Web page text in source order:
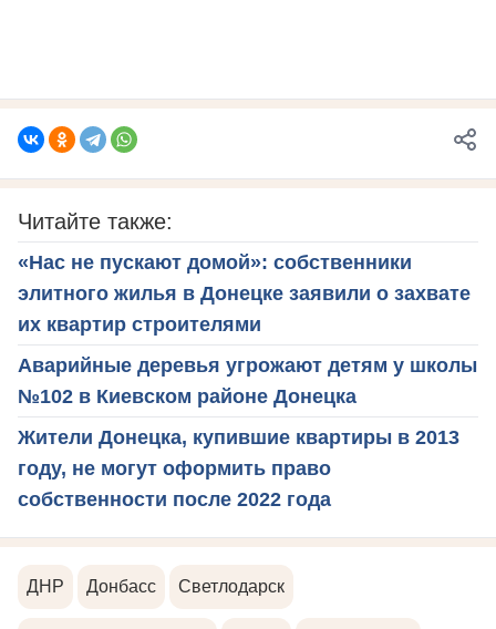
Читайте также:
«Нас не пускают домой»: собственники
элитного жилья в Донецке заявили о захвате
их квартир строителями
Аварийные деревья угрожают детям у школы
№102 в Киевском районе Донецка
Жители Донецка, купившие квартиры в 2013
году, не могут оформить право
собственности после 2022 года
ДНР Донбасс Светлодарск